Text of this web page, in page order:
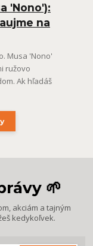
'Nono'):
na
Musa 'Nono'
ružovo
Ak hľadáš
🌱
akciám a tajným
kedykoľvek.